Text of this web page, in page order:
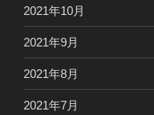
2021年10月
2021年9月
2021年8月
2021年7月